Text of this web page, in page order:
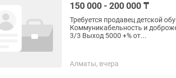
150 000 - 200 000 ₸
Требуется продавец детской
Коммуникабельность и
3/3 Выход 5000 +% от...
Алматы, вчера